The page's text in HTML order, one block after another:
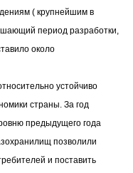
( крупнейшим в
период разработки,
около
устойчиво
страны. За год
предыдущего года
позволили
и поставить